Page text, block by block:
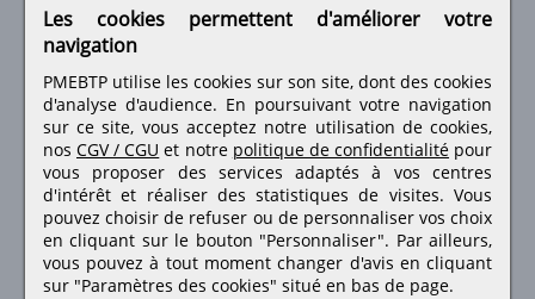
Retrouvez-nous sur les réseaux sociaux
Les cookies permettent d'améliorer votre
navigation
PMEBTP utilise les cookies sur son site, dont des cookies
d'analyse d'audience. En poursuivant votre navigation
sur ce site, vous acceptez notre utilisation de cookies,
nos CGV / CGU et notre politique de confidentialité pour
vous proposer des services adaptés à vos centres
d'intérêt et réaliser des statistiques de visites.Vous
pouvez choisir de refuser ou de personnaliser vos choix
en cliquant sur le bouton "Personnaliser". Par ailleurs,
vous pouvez à tout moment changer d'avis en cliquant
sur "Paramètres des cookies" situé en bas de page.